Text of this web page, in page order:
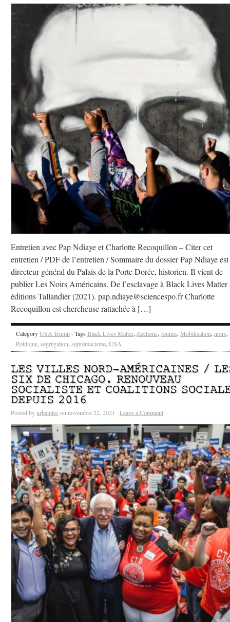
Entretien avec Pap Ndiaye et Charlotte Recoquillon – Citer cet
entretien / PDF de l’entretien / Sommaire du dossier Pap Ndiaye est
directeur général du Palais de la Porte Dorée, historien. Il vient de
publier Les Noirs Américains. De l’esclavage à Black Lives Matter
éditions Tallandier (2021). pap.ndiaye@sciencespo.fr Charlotte
Recoquillon est chercheuse rattachée à […]
CategoryUSA Trump · Tags Black Lives Matter, élections, Jeunes, Mobilisation, noirs,
Politique, ségrégation, suprémacisme, USA
LES VILLES NORD-AMÉRICAINES /
SIX DE CHICAGO. RENOUVEAU
SOCIALISTE ET COALITIONS
DEPUIS 2016
Posted byurbanites on novembre 22, 2021 · Leave a Comment